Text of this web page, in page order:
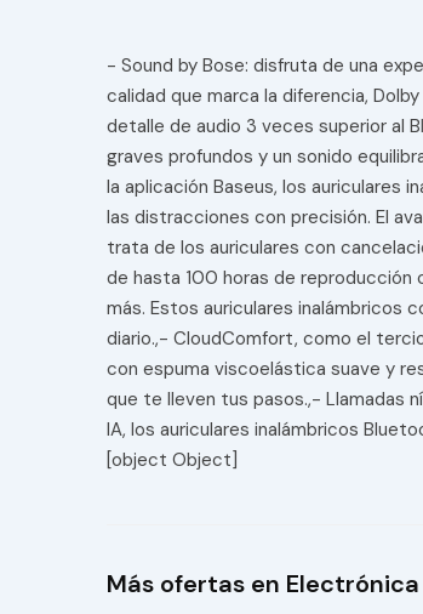
- Sound by Bose: disfruta de una
calidad que marca la diferencia,
detalle de audio 3 veces superior al
graves profundos y un sonido
la aplicación Baseus, los auriculares
las distracciones con precisión. El
trata de los auriculares con
de hasta 100 horas de reproducción
más. Estos auriculares inalámbricos
diario.,- CloudComfort, como el
con espuma viscoelástica suave y
que te lleven tus pasos.,- Llamadas
IA, los auriculares inalámbricos
[object Object]
Más ofertas en Electrónica